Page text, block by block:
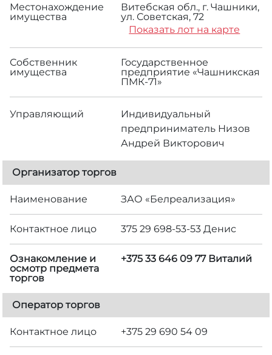
Местонахождение
имущества
Витебская обл., г. Чашники,
ул. Советская, 72
Показать лот на карте
Собственник
имущества
Государственное
предприятие «Чашникская
ПМК-71»
Управляющий
Индивидуальный
предприниматель Низов
Андрей Викторович
Организатор торгов
Наименование ЗАО «Белреализация»
Контактное лицо 375 29 698-53-53 Денис
Ознакомление и
осмотр предмета
торгов
+375 33 646 09 77 Виталий
Оператор торгов
Контактное лицо +375 29 690 54 09